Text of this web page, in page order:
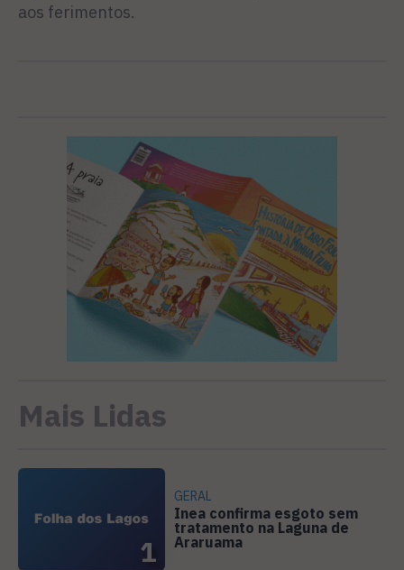
aos ferimentos.
Mais Lidas
1
GERAL
Inea confirma esgoto sem
tratamento na Laguna de
Araruama